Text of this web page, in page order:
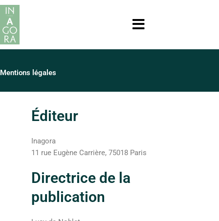
Aller
au
contenu
Mentions légales
Éditeur
Inagora
11 rue Eugène Carrière, 75018 Paris
Directrice de la
publication